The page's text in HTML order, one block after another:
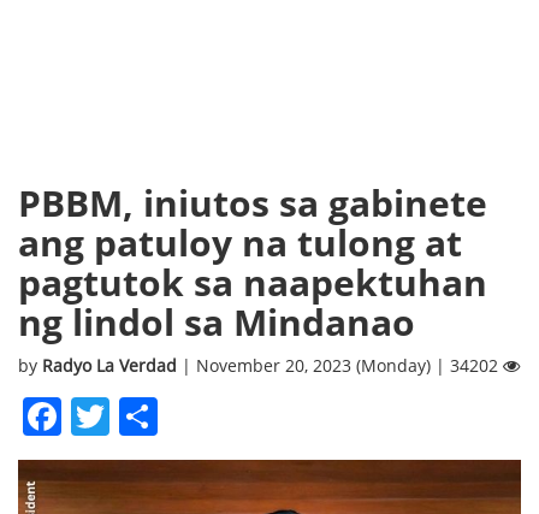
PBBM, iniutos sa gabinete
ang patuloy na tulong at
pagtutok sa naapektuhan
ng lindol sa Mindanao
by Radyo La Verdad | November 20, 2023 (Monday) | 34202
Facebook
Twitter